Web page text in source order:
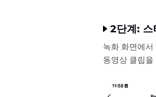
2단계: 스
녹화 화면에
동영상 클립을